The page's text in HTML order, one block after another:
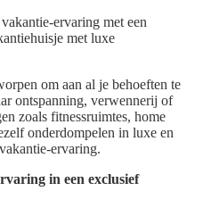
ervaring met een
met luxe
om aan al je behoeften te
ontspanning, verwennerij of
zoals fitnessruimtes, home
onderdompelen in luxe en
ervaring.
in een exclusief